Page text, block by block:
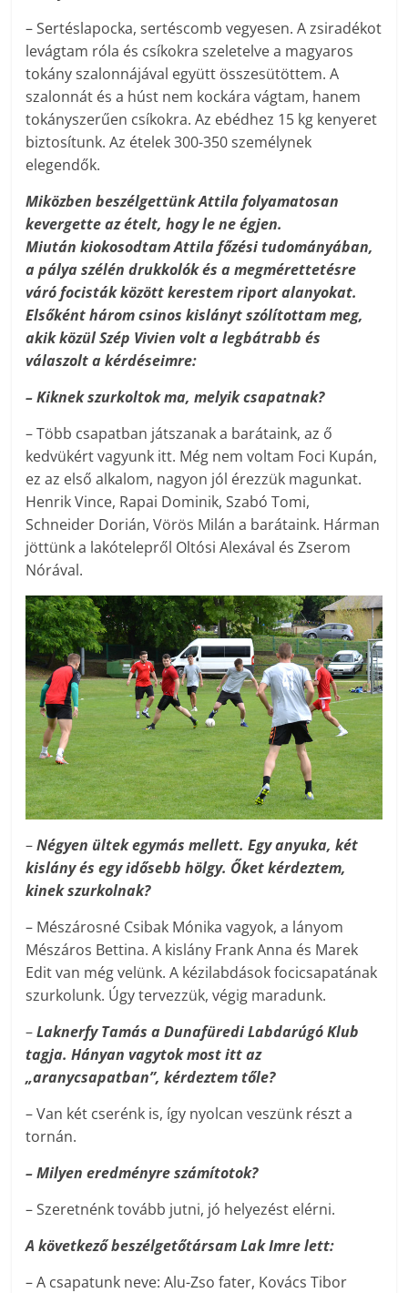
– Sertéslapocka, sertéscomb vegyesen. A zsiradékot
levágtam róla és csíkokra szeletelve a magyaros
tokány szalonnájával együtt összesütöttem. A
szalonnát és a húst nem kockára vágtam, hanem
tokányszerűen csíkokra. Az ebédhez 15 kg kenyeret
biztosítunk. Az ételek 300-350 személynek
elegendők.
Miközben beszélgettünk Attila folyamatosan
kevergette az ételt, hogy le ne égjen.
Miután kiokosodtam Attila főzési tudományában,
a pálya szélén drukkolók és a megmérettetésre
váró focisták között kerestem riport alanyokat.
Elsőként három csinos kislányt szólítottam meg,
akik közül Szép Vivien volt a legbátrabb és
válaszolt a kérdéseimre:
– Kiknek szurkoltok ma, melyik csapatnak?
– Több csapatban játszanak a barátaink, az ő
kedvükért vagyunk itt. Még nem voltam Foci Kupán,
ez az első alkalom, nagyon jól érezzük magunkat.
Henrik Vince, Rapai Dominik, Szabó Tomi,
Schneider Dorián, Vörös Milán a barátaink. Hárman
jöttünk a lakótelepről Oltósi Alexával és Zserom
Nórával.
–Négyen ültek egymás mellett. Egy anyuka, két
kislány és egy idősebb hölgy. Őket kérdeztem,
kinek szurkolnak?
– Mészárosné Csibak Mónika vagyok, a lányom
Mészáros Bettina. A kislány Frank Anna és Marek
Edit van még velünk. A kézilabdások focicsapatának
szurkolunk. Úgy tervezzük, végig maradunk.
–Laknerfy Tamás a Dunafüredi Labdarúgó Klub
tagja. Hányan vagytok most itt az
„aranycsapatban”, kérdeztem tőle?
– Van két cserénk is, így nyolcan veszünk részt a
tornán.
– Milyen eredményre számítotok?
– Szeretnénk tovább jutni, jó helyezést elérni.
A következő beszélgetőtársam Lak Imre lett:
– A csapatunk neve: Alu-Zso fater, Kovács Tibor